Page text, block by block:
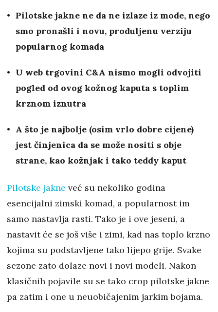
Pilotske jakne ne da ne izlaze iz mode, nego
smo pronašli i novu, produljenu verziju
popularnog komada
U web trgovini C&A nismo mogli odvojiti
pogled od ovog kožnog kaputa s toplim
krznom iznutra
A što je najbolje (osim vrlo dobre cijene)
jest činjenica da se može nositi s obje
strane, kao kožnjak i tako teddy kaput
Pilotske jakne već su nekoliko godina
esencijalni zimski komad, a popularnost im
samo nastavlja rasti. Tako je i ove jeseni, a
nastavit će se još više i zimi, kad nas toplo krzno
kojima su podstavljene tako lijepo grije. Svake
sezone zato dolaze novi i novi modeli. Nakon
klasičnih pojavile su se tako crop pilotske jakne
pa zatim i one u neuobičajenim jarkim bojama.